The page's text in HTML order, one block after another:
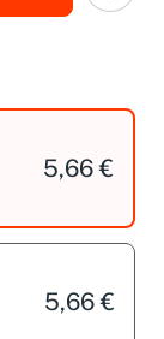
5,66 €
5,66 €